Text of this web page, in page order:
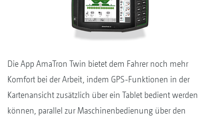
Die App AmaTron Twin bietet dem Fahrer noch mehr
Komfort bei der Arbeit, indem GPS-Funktionen in der
Kartenansicht zusätzlich über ein Tablet bedient werden
können, parallel zur Maschinenbedienung über den